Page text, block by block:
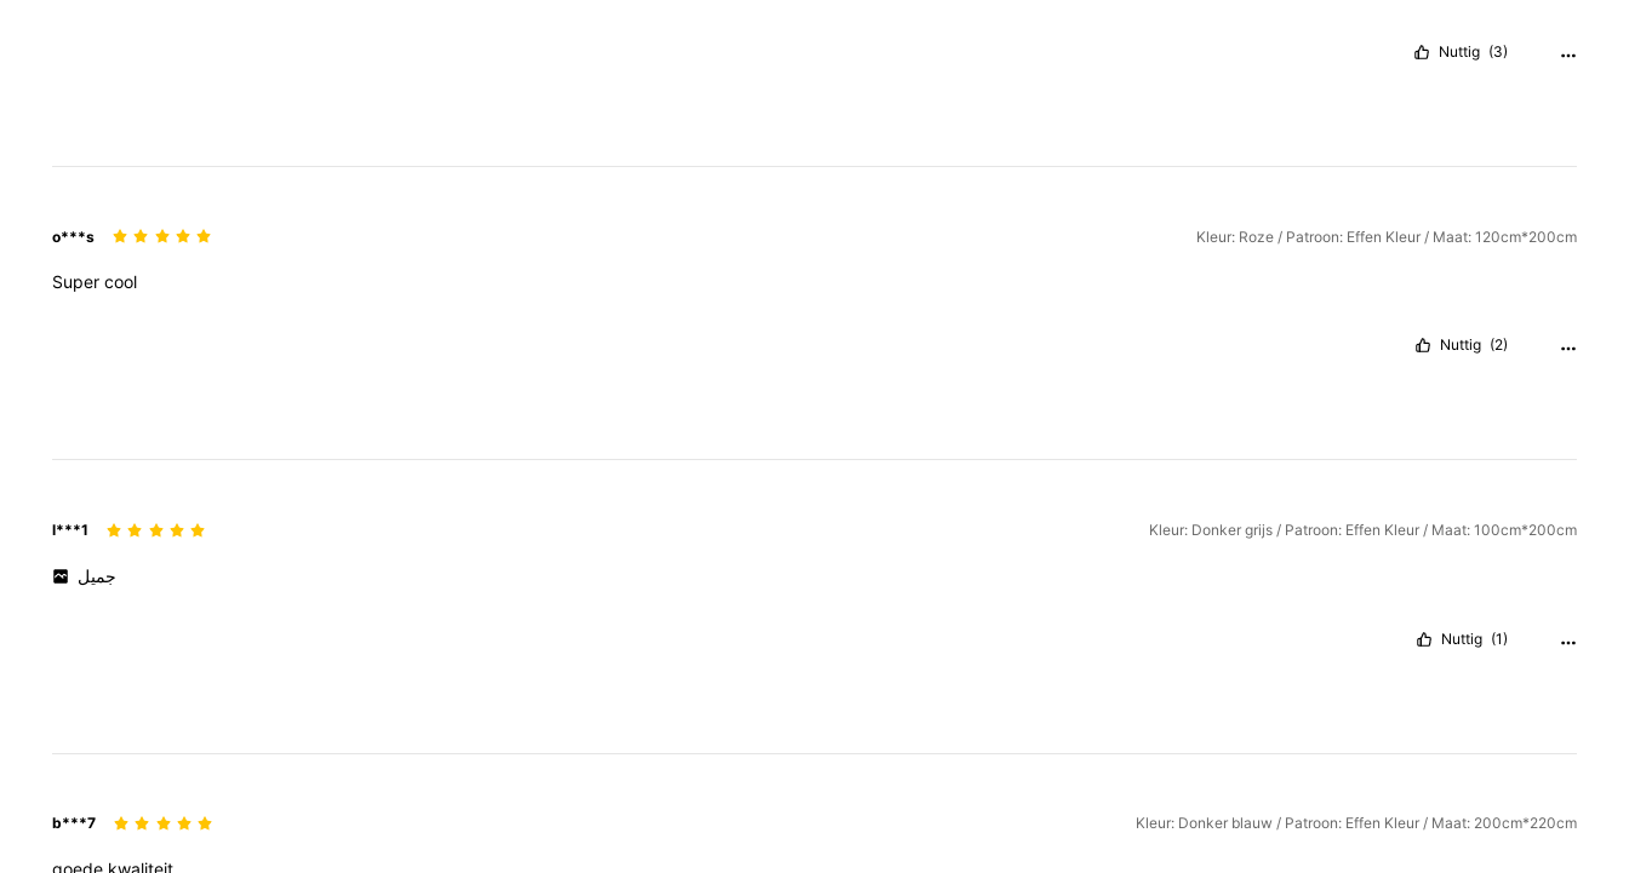
Nuttig (3)
o***s Kleur: Roze / Patroon: Effen Kleur / Maat: 120cm*200cm
Super cool
Nuttig (2)
l***1 Kleur: Donker grijs / Patroon: Effen Kleur / Maat: 100cm*200cm
جميل
Nuttig (1)
b***7 Kleur: Donker blauw / Patroon: Effen Kleur / Maat: 200cm*220cm
goede kwaliteit